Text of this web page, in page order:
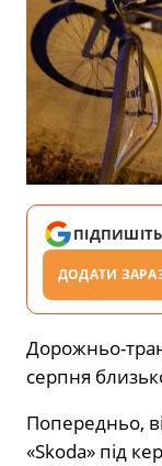
ДОДАТИ
Дорожньо-
серпня
Попередньо,
«Skoda» під